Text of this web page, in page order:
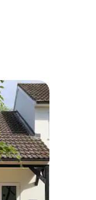
hóspedes